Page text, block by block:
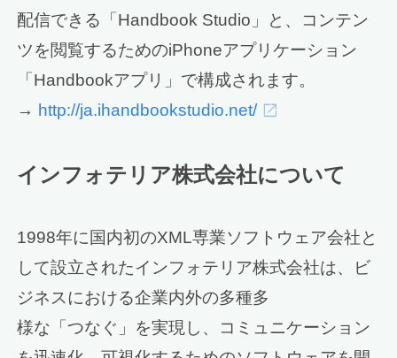
配信できる「Handbook Studio」と、コンテン
ツを閲覧するためのiPhoneアプリケーション
「Handbookアプリ」で構成されます。
→ http://ja.ihandbookstudio.net/
インフォテリア株式会社について
1998年に国内初のXML専業ソフトウェア会社と
して設立されたインフォテリア株式会社は、ビ
ジネスにおける企業内外の多種多
様な「つなぐ」を実現し、コミュニケーション